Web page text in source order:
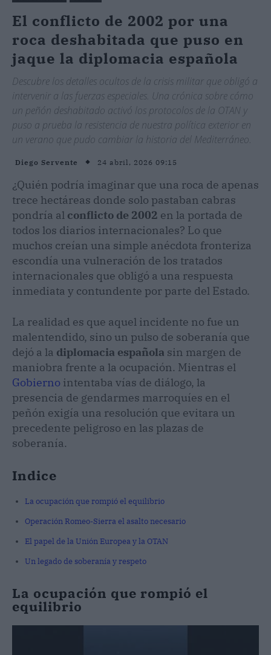
El conflicto de 2002 por una
roca deshabitada que puso en
jaque la diplomacia española
Descubre los detalles ocultos de la crisis militar que obligó a
intervenir a las fuerzas especiales. Una crónica sobre cómo
un peñón deshabitado activó los protocolos de la OTAN y
puso a prueba la resistencia de nuestra política exterior en
un verano que pudo cambiar la historia del Mediterráneo.
Diego Servente 24 abril, 2026 09:15
¿Quién podría imaginar que una roca de apenas
trece hectáreas donde solo pastaban cabras
pondría al conflicto de 2002 en la portada de
todos los diarios internacionales? Lo que
muchos creían una simple anécdota fronteriza
escondía una vulneración de los tratados
internacionales que obligó a una respuesta
inmediata y contundente por parte del Estado.
La realidad es que aquel incidente no fue un
malentendido, sino un pulso de soberanía que
dejó a la diplomacia española sin margen de
maniobra frente a la ocupación. Mientras el
Gobierno intentaba vías de diálogo, la
presencia de gendarmes marroquíes en el
peñón exigía una resolución que evitara un
precedente peligroso en las plazas de
soberanía.
Indice
La ocupación que rompió el equilibrio
Operación Romeo-Sierra el asalto necesario
El papel de la Unión Europea y la OTAN
Un legado de soberanía y respeto
La ocupación que rompió el
equilibrio